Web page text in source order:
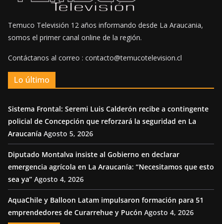
Temuco Televisión 12 años informando desde La Araucania,
somos el primer canal online de la región.
Contáctanos al correo : contacto@temucotelevision.cl
Lo último
Sistema Frontal: Seremi Luis Calderón recibe a contingente
policial de Concepción que reforzará la seguridad en La
Araucanía Agosto 5, 2026
Diputado Montalva insiste al Gobierno en declarar
emergencia agrícola en La Araucanía: “Necesitamos que esto
sea ya” Agosto 4, 2026
AquaChile y Balloon Latam impulsaron formación para 51
emprendedores de Curarrehue y Pucón Agosto 4, 2026